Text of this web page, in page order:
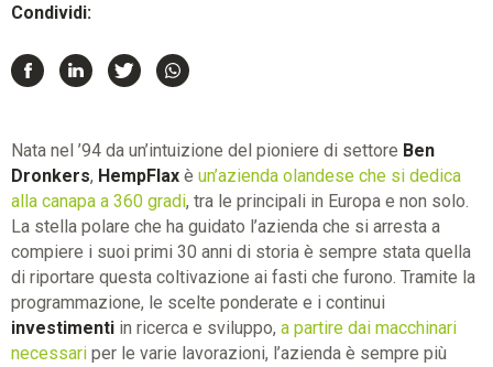
Condividi:
Nata nel ’94 da un’intuizione del pioniere di settore Ben
Dronkers, HempFlax è un’azienda olandese che si dedica
alla canapa a 360 gradi, tra le principali in Europa e non solo.
La stella polare che ha guidato l’azienda che si arresta a
compiere i suoi primi 30 anni di storia è sempre stata quella
di riportare questa coltivazione ai fasti che furono. Tramite la
programmazione, le scelte ponderate e i continui
investimenti in ricerca e sviluppo, a partire dai macchinari
necessari per le varie lavorazioni, l’azienda è sempre più